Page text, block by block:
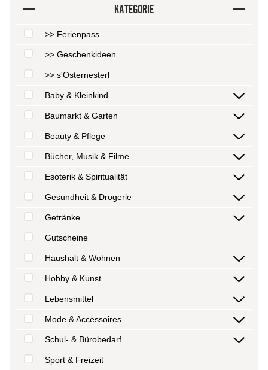
KATEGORIE
>> Ferienpass
>> Geschenkideen
>> s'Osternesterl
Baby & Kleinkind
Baumarkt & Garten
Beauty & Pflege
Bücher, Musik & Filme
Esoterik & Spiritualität
Gesundheit & Drogerie
Getränke
Gutscheine
Haushalt & Wohnen
Hobby & Kunst
Lebensmittel
Mode & Accessoires
Schul- & Bürobedarf
Sport & Freizeit